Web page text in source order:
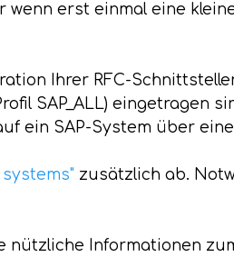
erst einmal eine
Ihrer RFC-
SAP_ALL) eingetragen
ein SAP-System über
zusätzlich ab.
nützliche Informationen